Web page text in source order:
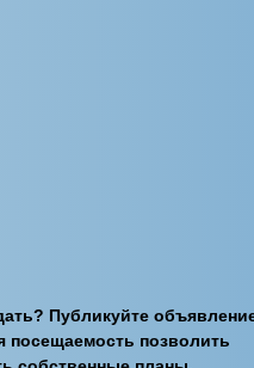
Публикуйте
посещаемость позволить